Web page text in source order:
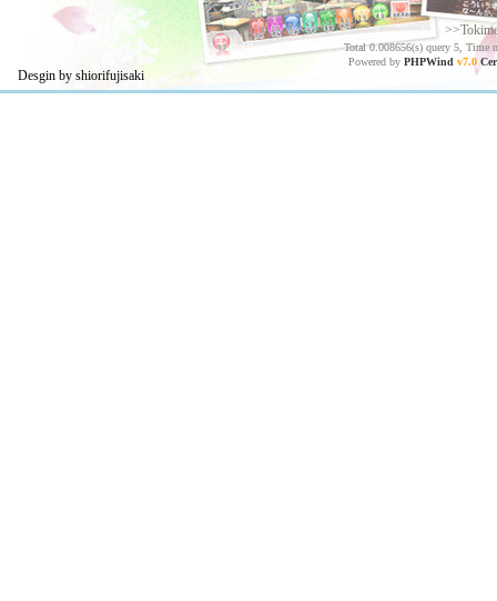
Total 0.008656(s) query 5, Time
Powered by PHPWind v7.0
Desgin by shiorifujisaki